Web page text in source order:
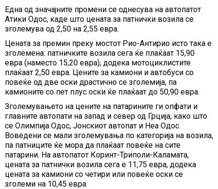
Една од значајните промени се однесува на автопатот
Атики Одос, каде што цената за патнички возила се
зголемува од 2,50 на 2,55 евра.
Цената за премин преку мостот Рио-Антирио исто така е
зголемена: патничките возила сега ќе плаќаат 15,90
евра (наместо 15,20 евра), додека мотоциклистите
плаќаат 2,50 евра. Цените за камиони и автобуси со
повеќе од две оски драстично се зголемија, па
камионите со пет плус оски ќе плаќаат до 50,90 евра.
Зголемувањето на цените на патарините ги опфати и
главните автопати на запад и север од Грција, како што
се Олимпија Одос, Јонскиот автопат и Неа Одос.
Воведени се мали зголемувања по категорија на возила,
па патниците ќе мора да плаќаат повеќе на сите
патарини. На автопатот Коринт-Триполи-Каламата,
цената за патнички возила сега е 11,75 евра, додека
цената за камиони со четири или повеќе оски се
зголеми на 10,45 евра.